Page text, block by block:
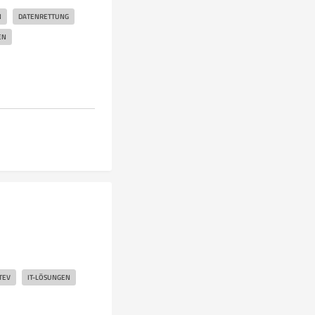
DATENRETTUNG
IT-LÖSUNGEN